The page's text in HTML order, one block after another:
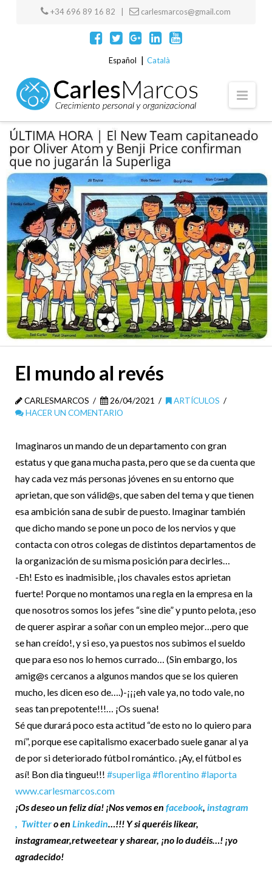
+34 696 89 16 82 | carlesmarcos@gmail.com
Español Català
El mundo al revés
CARLESMARCOS 26/04/2021
ARTÍCULOS
HACER UN COMENTARIO
Imaginaros un mando de un departamento con gran
estatus y que gana mucha pasta, pero que se da cuenta que
hay cada vez más personas jóvenes en su entorno que
aprietan, que son válid@s, que saben del tema y que tienen
esa ambición sana de subir de puesto. Imaginar también
que dicho mando se pone un poco de los nervios y que
contacta con otros colegas de distintos departamentos de
la organización de su misma posición para decirles…
-Eh! Esto es inadmisible, ¡los chavales estos aprietan
fuerte! Porque no montamos una regla en la empresa en la
que nosotros somos los jefes “sine die” y punto pelota, ¡eso
de querer aspirar a soñar con un empleo mejor…pero que
se han creído!, y si eso, ya puestos nos subimos el sueldo
que para eso nos lo hemos currado… (Sin embargo, los
amig@s cercanos a algunos mandos que se los quieren
mucho, les dicen eso de….)-¡¡¡eh vale ya, no todo vale, no
seas tan prepotente!!!… ¡Os suena!
Sé que durará poco esta actitud “de esto no lo quiero para
mí”, porque ese capitalismo exacerbado suele ganar al ya
de por si deteriorado fútbol romántico. ¡Ay, el fútbol es
así! Bon dia tingueu!!! #superliga#florentino #laporta
www.carlesmarcos.com
¡Os deseo un feliz día! ¡Nos vemos en facebook, instagram
, Twittero en Linkedin…!!! Y si queréis likear,
instagramear,retweetear y sharear, ¡no lo dudéis…! ¡yo
agradecido!